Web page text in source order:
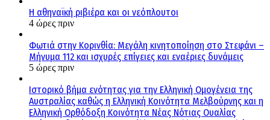
Η αθηναϊκή ριβιέρα και οι νεόπλουτοι
4 ώρες πριν
Φωτιά στην Κορινθία: Μεγάλη κινητοποίηση στο Στεφάνι –
Μήνυμα 112 και ισχυρές επίγειες και εναέριες δυνάμεις
5 ώρες πριν
Ιστορικό βήμα ενότητας για την Ελληνική Ομογένεια της
Αυστραλίας καθώς η Ελληνική Κοινότητα Μελβούρνης και η
Ελληνική Ορθόδοξη Κοινότητα Νέας Νότιας Ουαλίας